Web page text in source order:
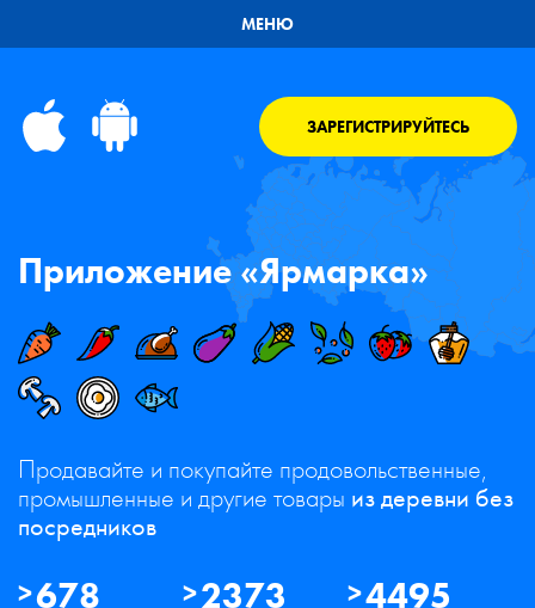
МЕНЮ
ЗАРЕГИСТРИРУЙТЕСЬ
Приложение «Ярмарка»
Продавайте и покупайте продовольственные,
промышленные и другие товары из деревни без
посредников
678 2373 4495